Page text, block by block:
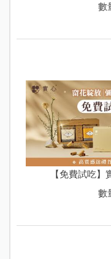
數
【免費試吃
數